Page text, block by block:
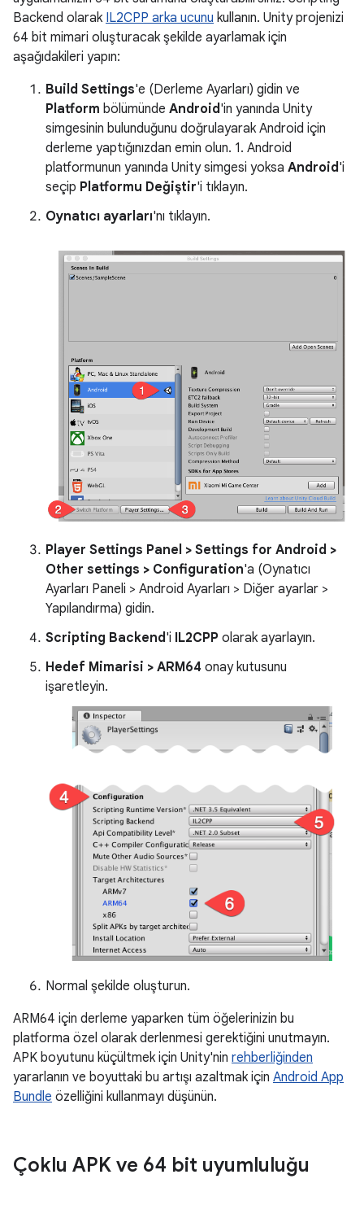
Backend olarak IL2CPP arka ucunu kullanın. Unity projenizi
64 bit mimari oluşturacak şekilde ayarlamak için
aşağıdakileri yapın:
Build Settings'e (Derleme Ayarları) gidin ve
Platform bölümünde Android'in yanında Unity
simgesinin bulunduğunu doğrulayarak Android için
derleme yaptığınızdan emin olun. 1. Android
platformunun yanında Unity simgesi yoksa Android'i
seçip Platformu Değiştir'i tıklayın.
Oynatıcı ayarları'nı tıklayın.
Player Settings Panel > Settings for Android >
Other settings > Configuration'a (Oynatıcı
Ayarları Paneli > Android Ayarları > Diğer ayarlar >
Yapılandırma) gidin.
Scripting Backend 'i IL2CPP olarak ayarlayın.
Hedef Mimarisi > ARM64 onay kutusunu
işaretleyin.
Normal şekilde oluşturun.
ARM64 için derleme yaparken tüm öğelerinizin bu
platforma özel olarak derlenmesi gerektiğini unutmayın.
APK boyutunu küçültmek için Unity'nin rehberliğinden
yararlanın ve boyuttaki bu artışı azaltmak için Android App
Bundle özelliğini kullanmayı düşünün.
Çoklu APK ve 64 bit uyumluluğu